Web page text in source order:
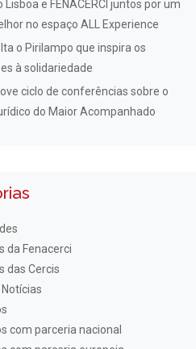
Lisboa e FENACERCI juntos por um
no espaço ALL Experience
o Pirilampo que inspira os
à solidariedade
ciclo de conferências sobre o
do Maior Acompanhado
da Fenacerci
das Cercis
com parceria nacional